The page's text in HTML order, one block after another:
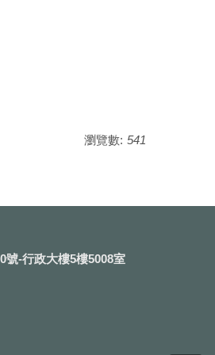
瀏覽數: 541
號-行政大樓5樓5008室